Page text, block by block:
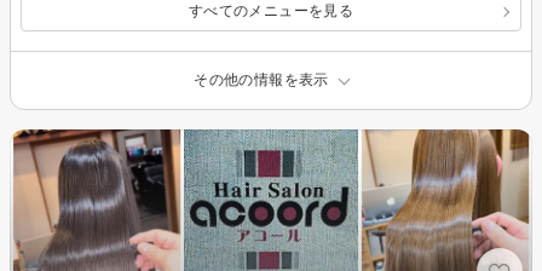
すべてのメニューを見る
その他の情報を表示